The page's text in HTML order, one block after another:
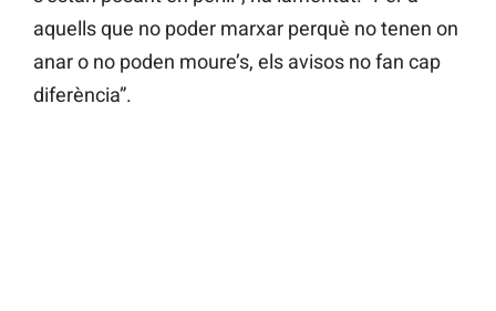
aquells que no poder marxar perquè no tenen on
anar o no poden moure’s, els avisos no fan cap
diferència”.